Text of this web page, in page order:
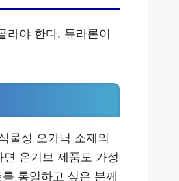
라야 한다. 듀라론이
물성 오가닉 소재의
온기브 제품도 가성
통일하고 싶은 분께